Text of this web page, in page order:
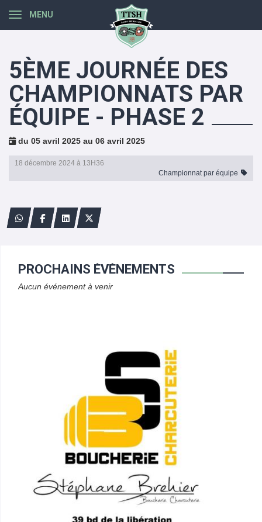
MENU
5ÈME JOURNÉE DES
CHAMPIONNATS PAR
ÉQUIPE - PHASE 2
du 05 avril 2025 au 06 avril 2025
18 décembre 2024 à 13H36
Championnat par équipe
PROCHAINS ÉVÈNEMENTS
Aucun événement à venir